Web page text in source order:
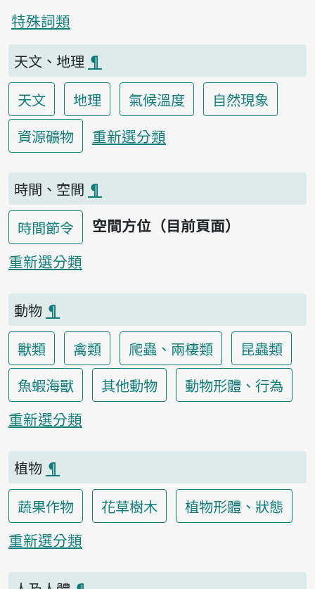
特殊詞類
天文、地理 ¶
天文
地理 氣候溫度
自然現象
資源礦物
重新選分類
時間、空間 ¶
時間節令
空間方位（目前頁面）
重新選分類
動物 ¶
獸類
禽類 爬蟲、兩棲類
昆蟲類
魚蝦海獸
其他動物
動物形體、行為
重新選分類
植物 ¶
蔬果作物
花草樹木
植物形體、狀態
重新選分類